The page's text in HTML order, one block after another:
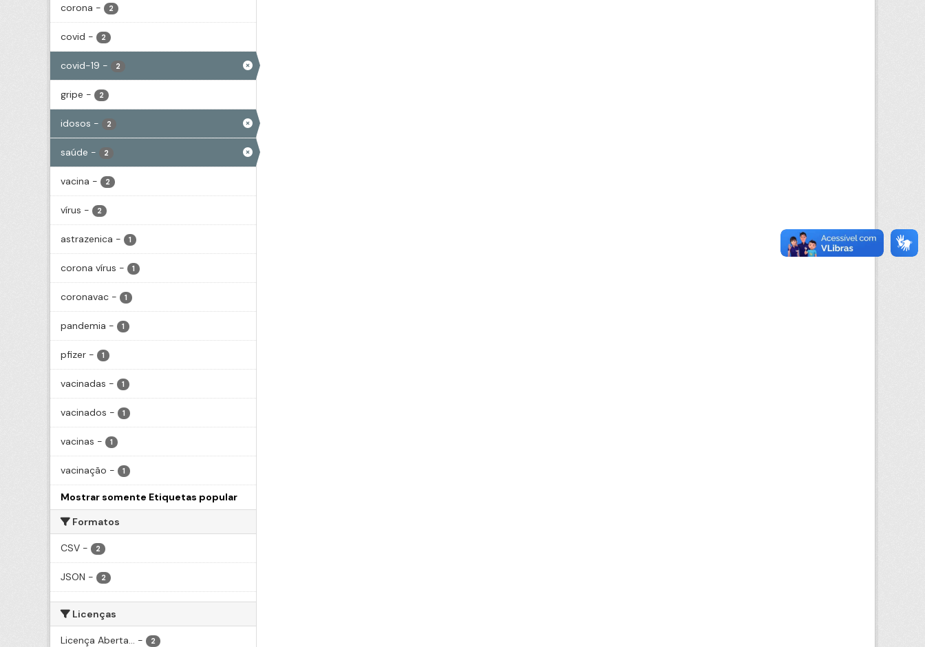
corona - 2
covid - 2
covid-19 - 2
gripe - 2
idosos - 2
saúde - 2
vacina - 2
vírus - 2
astrazenica - 1
corona vírus - 1
coronavac - 1
pandemia - 1
pfizer - 1
vacinadas - 1
vacinados - 1
vacinas - 1
vacinação - 1
Mostrar somente Etiquetas popular
Formatos
CSV - 2
JSON - 2
Licenças
Licença Aberta... - 2